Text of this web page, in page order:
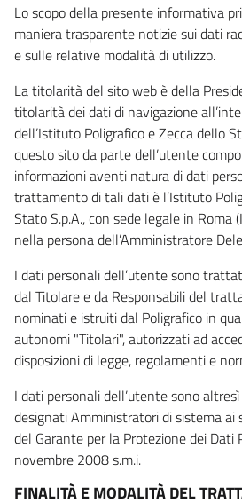
Lo scopo della presente informativa
maniera trasparente notizie sui dati
e sulle relative modalità di utilizzo.
La titolarità del sito web è della
titolarità dei dati di navigazione
dell’Istituto Poligrafico e Zecca dello
questo sito da parte dell’utente
informazioni aventi natura di dati
trattamento di tali dati è l’Istituto
Stato S.p.A., con sede legale in Roma
nella persona dell’Amministratore
I dati personali dell’utente sono
dal Titolare e da Responsabili del
nominati e istruiti dal Poligrafico in
autonomi "Titolari", autorizzati ad
disposizioni di legge, regolamenti e
I dati personali dell’utente sono
designati Amministratori di sistema ai
del Garante per la Protezione dei Dati
novembre 2008 s.m.i.
FINALITÀ E MODALITÀ DEL